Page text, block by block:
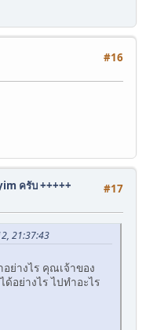
#16
#17
ครับ +++++
21:37:43
ย่างไร คุณเจ้าของ
อย่างไร ไปทำอะไร